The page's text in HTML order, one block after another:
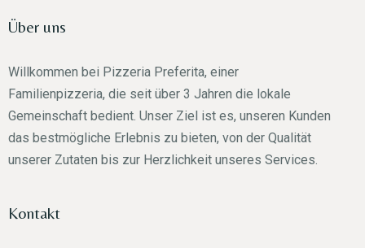
Über uns
Willkommen bei Pizzeria Preferita, einer
Familienpizzeria, die seit über 3 Jahren die lokale
Gemeinschaft bedient. Unser Ziel ist es, unseren Kunden
das bestmögliche Erlebnis zu bieten, von der Qualität
unserer Zutaten bis zur Herzlichkeit unseres Services.
Kontakt